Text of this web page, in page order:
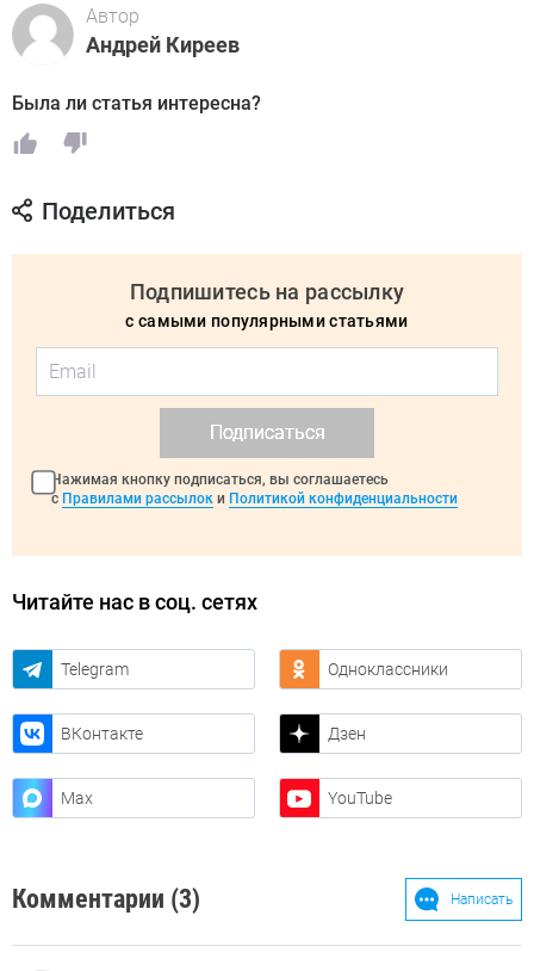
Автор
Андрей Киреев
Была ли статья интересна?
Поделиться
Подпишитесь на рассылку
с самыми популярными статьями
Подписаться
Нажимая кнопку подписаться, вы соглашаетесь
с Правилами рассылок и Политикой конфиденциальности
Читайте нас в соц. сетях
Telegram Одноклассники
ВКонтакте Дзен
Max YouTube
Комментарии (3) Написать